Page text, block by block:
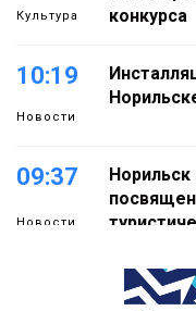
Культура
конкурса
10:19
Новости
09:37
Новости
граде и